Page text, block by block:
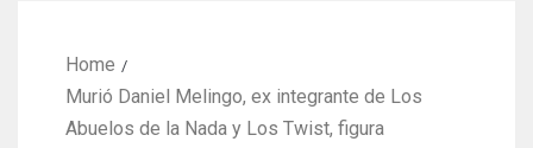
Home
Murió Daniel Melingo, ex integrante de Los
Abuelos de la Nada y Los Twist, figura